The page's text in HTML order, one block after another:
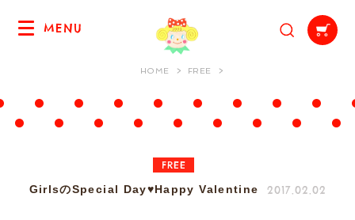
MENU
HOME FREE
FREE
GirlsのSpecial Day♥Happy Valentine 2017.02.02